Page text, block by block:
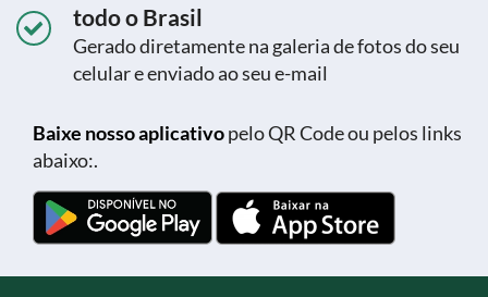
todo o Brasil
Gerado diretamente na galeria de fotos do seu
celular e enviado ao seu e-mail
Baixe nosso aplicativopelo QR Code ou pelos links
abaixo:.